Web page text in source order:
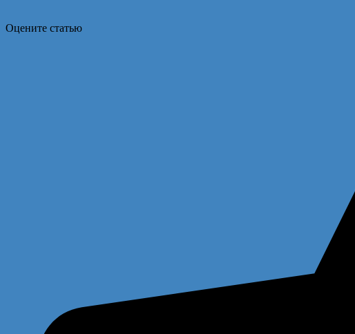
Оцените статью